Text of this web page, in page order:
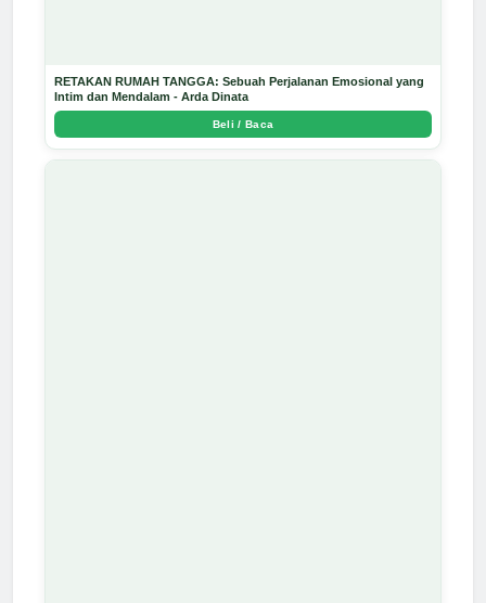
RETAKAN RUMAH TANGGA: Sebuah Perjalanan Emosional yang
Intim dan Mendalam - Arda Dinata
Beli / Baca